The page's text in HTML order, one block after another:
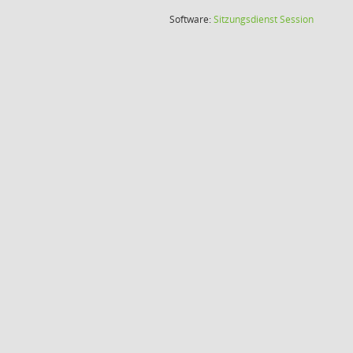
Software:SitzungsdienstSession(Wird in